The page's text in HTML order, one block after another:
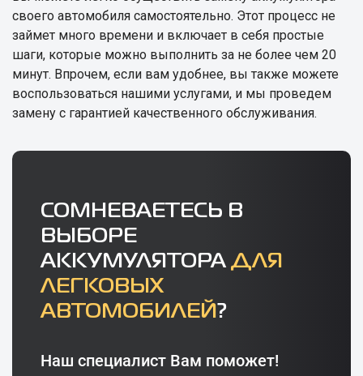
своего автомобиля самостоятельно. Этот процесс не
займет много времени и включает в себя простые
шаги, которые можно выполнить за не более чем 20
минут. Впрочем, если вам удобнее, вы также можете
воспользоваться нашими услугами, и мы проведем
замену с гарантией качественного обслуживания.
СОМНЕВАЕТЕСЬ В
ВЫБОРЕ
АККУМУЛЯТОРА ДЛЯ
ЛЕГКОВЫХ
АВТОМОБИЛЕЙ ?
Наш специалист Вам поможет!